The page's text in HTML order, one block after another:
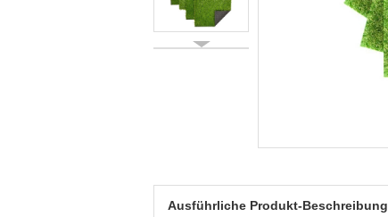
Ausführliche Produkt-Beschreibung